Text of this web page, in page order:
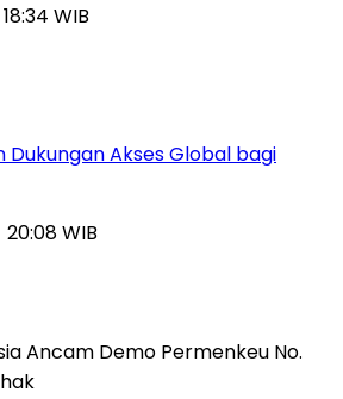
WIB
Dukungan Akses Global bagi
WIB